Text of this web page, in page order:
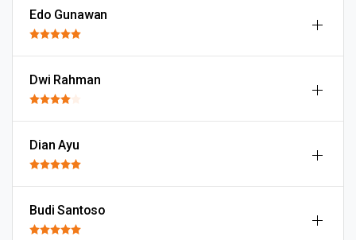
Edo Gunawan
Dwi Rahman
Dian Ayu
Budi Santoso